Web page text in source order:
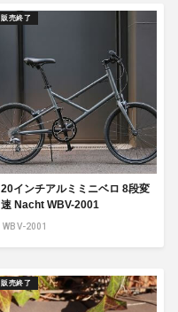
20インチアルミミニベロ 8段変
速 Nacht WBV-2001
WBV-2001
販売終了
販売終了